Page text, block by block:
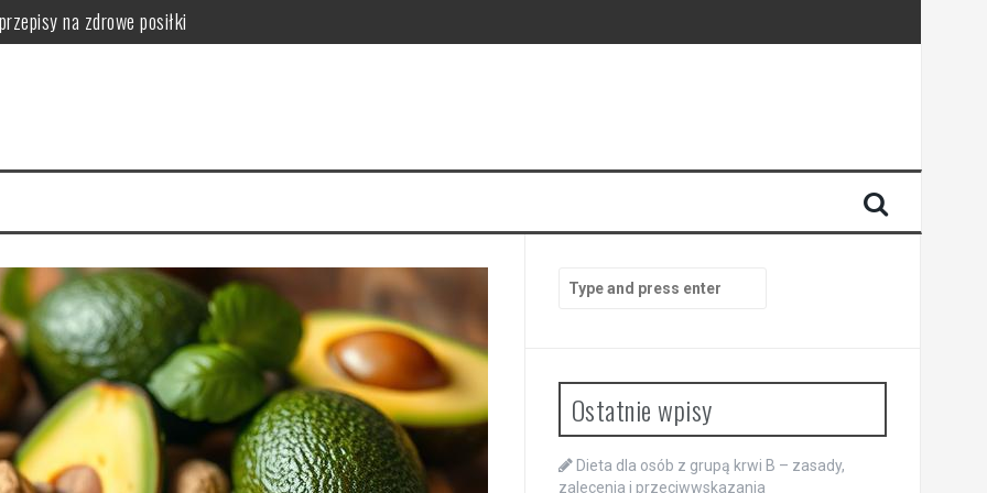
na zdrowe posiłki
i mięśni
skóry
i przeciwwskazania
Search
for:
Ostatnie wpisy
Dieta dla osób z grupą krwi B – zasady,
zalecenia i przeciwwskazania